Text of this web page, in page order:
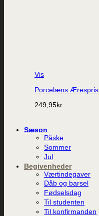
Vis
Porcelæns Ærespris
249,95kr.
Sæson
Påske
Sommer
Jul
Begivenheder
Værtindegaver
Dåb og barsel
Fødselsdag
Til studenten
Til konfirmanden